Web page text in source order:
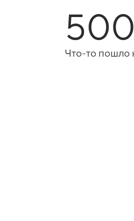
500
Что-то пошло